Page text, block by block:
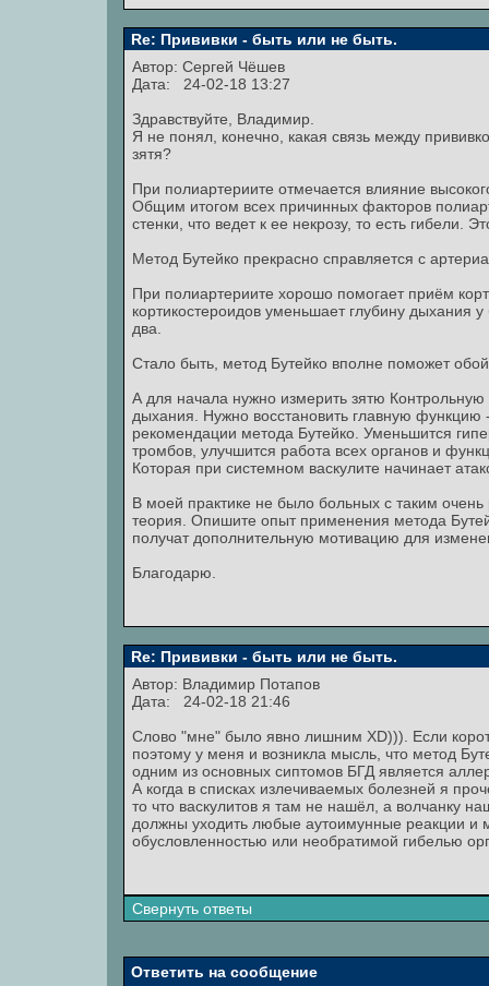
Re: Прививки - быть или не быть.
Автор: Сергей Чёшев
Дата: 24-02-18 13:27
Здравствуйте, Владимир.
Я не понял, конечно, какая связь между
зятя?
При полиартериите отмечается влияние
Общим итогом всех причинных факторов
стенки, что ведет к ее некрозу, то есть гибели.
Метод Бутейко прекрасно справляется с
При полиартериите хорошо помогает приём
кортикостероидов уменьшает глубину дыхания
два.
Стало быть, метод Бутейко вполне поможет
А для начала нужно измерить зятю
дыхания. Нужно восстановить главную
рекомендации метода Бутейко. Уменьшится
тромбов, улучшится работа всех органов и
Которая при системном васкулите начинает
В моей практике не было больных с таким
теория. Опишите опыт применения метода
получат дополнительную мотивацию для
Благодарю.
Re: Прививки - быть или не быть.
Автор: Владимир Потапов
Дата: 24-02-18 21:46
Слово "мне" было явно лишним XD))). Если
поэтому у меня и возникла мысль, что метод
одним из основных сиптомов БГД является
А когда в списках излечиваемых болезней я
то что васкулитов я там не нашёл, а волчанку
должны уходить любые аутоимунные реакции и
обусловленностью или необратимой гибелью
Свернуть ответы
Ответить на сообщение